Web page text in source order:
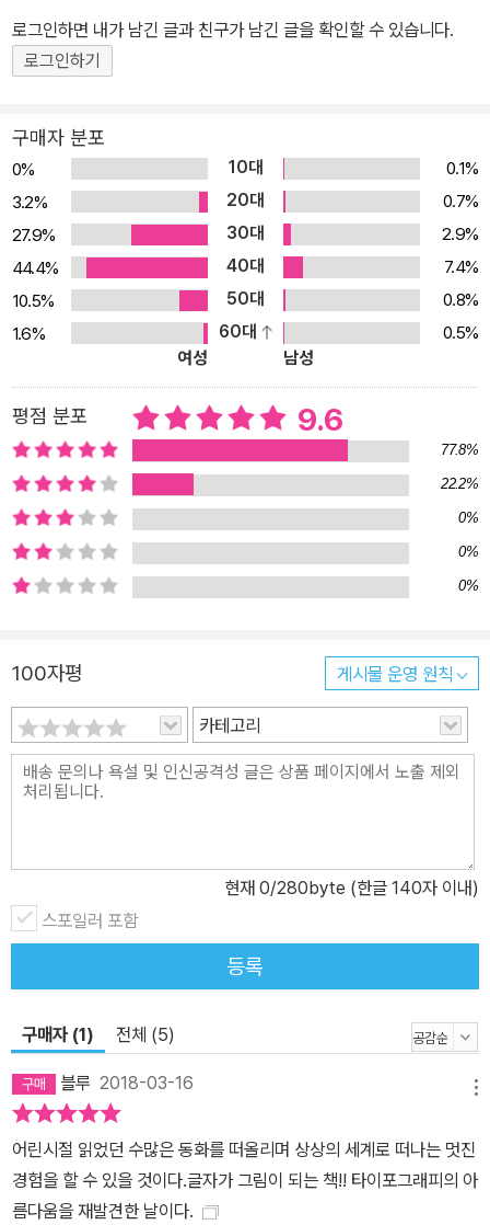
도 여전히 고전은 사랑받는다. 걸작은 시간이 지나도 그 가치와 감동,
교훈이 새로워지기 때문이다. 이 책의 '글자로 된 그림' 즉 타이포그래
를 자세히 들여다보면 주인공 소녀가 앉아 있는 책 뒤의 그림자를 발
견할 수 있다. 이 그림자는 아주 작은 글자로 섬세하게 그려졌다. 문자
가 모여 그림이 된 것이다. 샘 윈스턴의 섬세한 타이포그래피 작업은
마치 명작의 한 장면을 찢어 콜라주 한 것 같다. 바다를 표현할 때는
바다와 관련된 소설을, 한밤중 노래 구름이 나오는 부분엔 자장가를,
작은 행성 위에서 주인공들이 뛰 놀 때는 어린왕자의 구절이 그림이
된다. 부드럽고 우아한 선과 절제된 색감의 올리버 그림이 글자로 그
림을 만든 샘 윈스턴의 작업과 어우러져 매 장면 볼거리가 풍성하고
국어판에 수록된 작품 수록 수는 40여 종이 넘는다. 독자들은 『책의
아이』 1권의 독서 경험을 통해 40여종의 고전 문학을 만날 수 있다.
문학 작품이 주는 근사한 경험, 누구나 주인공이 되는 마법 같은 책 책
의 아이와 떠난 여행으로 소년은 자기 안에 있던 상상력을 마음껏 발
휘하게 되고, 인생 최고의 경험을 하게 된다. 때때로, 그림 글자로 이
루어진 높고 커다란 산을 만나고, 험난한 파도와 유령의 성에 마주하
여도 차근차근 한 계단씩 오르며 모험을 이어간다. 그리고 마침내, 유
책의 마지막 장을 덮고 나면 얼른 새로운 책을 읽고픈 욕구가 솟구친
다. 소년처럼 책을 옆구리에 끼고 이야기가 샘솟는 책의 세계로 떠나
고 싶기 때문이다. 『책의 아이』는 아이들에게 책 읽기의 즐거움과 매
력에 눈뜨게 하고, 어른 독자에게 어릴 적 읽던 문학 작품의 추억을 떠
올리게 한다. 빠르고 현란한 디지털 화면에 익숙해진 요즘, 책의 행간
나하나 눈길을 붙잡는 그림들을 천천히 감상하다보면 문학과 예술이
주는 위로와 벅찬 감동을 선물 받게 될 것이다.
로그인하면 내가 남긴 글과 친구가 남긴 글을 확인할 수 있습니다.
로그인하기
구매자 분포
0% 10대
0.1%
3.2%
20대
0.7%
27.9%
30대
2.9%
44.4%
40대
7.4%
10.5%
50대
0.8%
1.6%
60대
0.5%
여성
남성
평점 분포 9.6
77.8%
22.2%
0%
0%
0%
100자평 게시물 운영 원칙
카테고리
현재 0/280byte (한글 140자 이내)
스포일러 포함
등록
구매자 (1) 전체 (5)
블루 2018-03-16
어린시절 읽었던 수많은 동화를 떠올리며 상상의 세계로 떠나는 멋진
경험을 할 수 있을 것이다.글자가 그림이 되는 책!! 타이포그래피의 아
름다움을 재발견한 날이다.